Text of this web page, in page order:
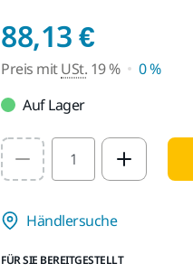
88,13 €Preis
Preis mitUSt. 19 %
0 %
Auf Lager
Select quantity value
Händlersuche
FÜR SIE BEREITGESTELLT